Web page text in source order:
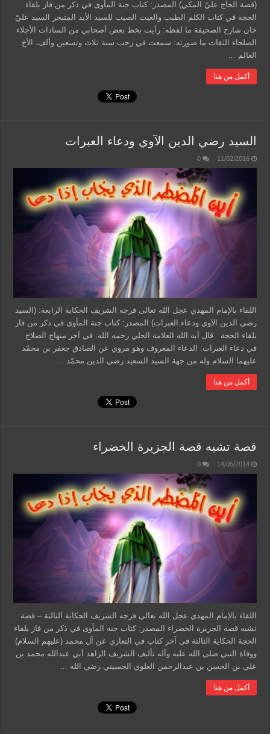
(قصة الحاج عليّ المكي) المصدر: كتاب جنة المأوى في ذكر من فاز بلقاء
الحجة في كتاب الكلم الطيب والغيث الصيب للسيد الأيد المتبحر السيد عليّ
خان شارح الصحيفة ما لفظه: رأيت بخط بعض أصحابي من السادات الأجلاء
الصلحاء الثقات ما صورته: سمعت في رجب سنة ثلاث وتسعين وألف، الأخ
العالم …
أكمل من هنا
السيد رضي الدين الآوي ودعاء العبرات
11/02/2016
0
اللقاء بالإمام المهدي عجل الله تعالى فرجه الشريف الحكاية الرابعة: (السيد
رضي الدين الآوي ودعاء العبرات) المصدر: كتاب جنة المأوى في ذكر من فاز
بلقاء الحجة قال آية الله العلامة الحلي رحمه الله: في آخر منهاج الصلاح
في دعاء العبرات: الدعاء المعروف وهو مروي عن الصادق جعفر بن محمّد
عليهما السلام وله من جهة السيد السعيد رضي الدين محمّد …
أكمل من هنا
قصة تشبه قصة الجزيرة الخضراء
14/05/2014
0
اللقاء بالإمام المهدي عجل الله تعالى فرجه الشريف الحكاية الثالثة – قصة
تشبه قصة الجزيرة الخضراء المصدر: كتاب جنة المأوى في ذكر من فاز بلقاء
الحجة الحكاية الثالثة في آخر كتاب في التعازي عن آل محمد (عليهم السلام)
ووفاة النبي صلى الله عليه وآله تأليف الشريف الزاهد أبي عبدالله محمد بن
علي بن الحسن بن عبدالرحمن العلوي الحسيني رضي الله …
أكمل من هنا